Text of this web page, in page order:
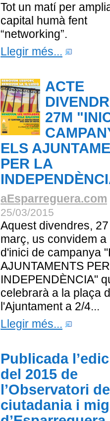
Tot un matí per
capital humà fent
“networking”.
Llegir més...
ACTE
27M
ELS
PER LA
aEsparreguera.com
25/03/2015
Aquest divendres,
març, us convidem a
d'inici de campanya
AJUNTAMENTS
INDEPENDÈNCIA"
celebrarà a la plaça
l'Ajuntament a 2/4...
Llegir més...
Publicada
del 2015 de
l’Observatori de
ciutadania i